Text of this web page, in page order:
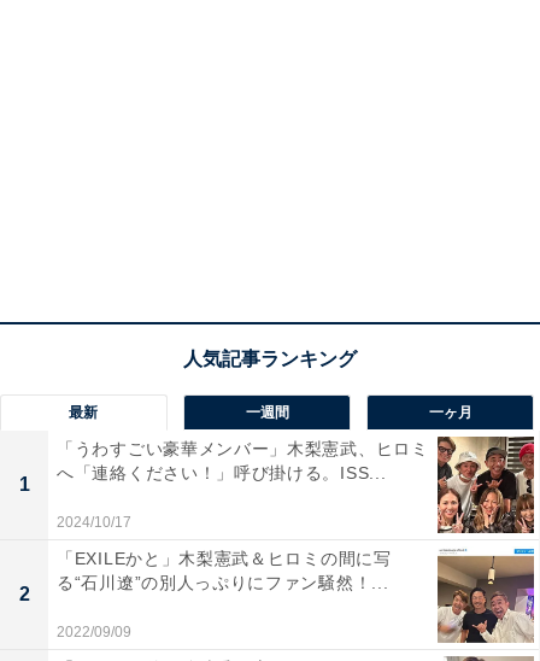
最新 一週間 一ヶ月
1
「うわすごい豪華メンバー」木梨憲武、ヒロミ
へ「連絡ください！」呼び掛ける。ISS...
2024/10/17
2
「EXILEかと」木梨憲武＆ヒロミの間に写
る“石川遼”の別人っぷりにファン騒然！...
2022/09/09